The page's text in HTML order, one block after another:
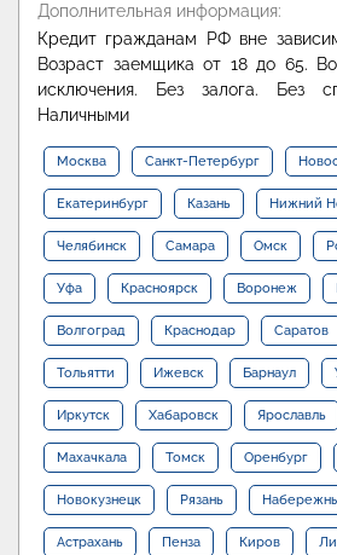
Дополнительная информация:
Кредит гражданам РФ вне
Возраст заемщика от 18 до 65.
исключения. Без залога. Без
Наличными
Москва Санкт-Петербург
Екатеринбург Казань Нижний
Челябинск Самара Омск
Уфа Красноярск Воронеж
Волгоград Краснодар Саратов
Тольятти Ижевск Барнаул
Иркутск Хабаровск Ярославль
Махачкала Томск Оренбург
Новокузнецк Рязань
Астрахань Пенза Киров